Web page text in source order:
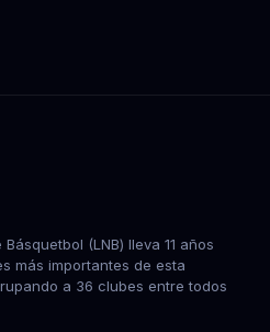
(LNB) lleva 11 años
más importantes de esta
a 36 clubes entre todos